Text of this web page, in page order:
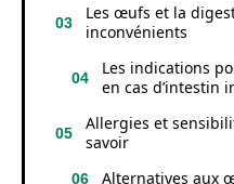
Les œufs et la
inconvénients
Les indications
en cas d’intestin
Allergies et
savoir
Alternatives aux